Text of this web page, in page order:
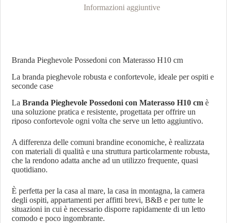
Informazioni aggiuntive
Branda Pieghevole Possedoni con Materasso H10 cm
La branda pieghevole robusta e confortevole, ideale per ospiti e
seconde case
LaBranda Pieghevole Possedoni con Materasso H10 cm è
una soluzione pratica e resistente, progettata per offrire un
riposo confortevole ogni volta che serve un letto aggiuntivo.
A differenza delle comuni brandine economiche, è realizzata
con materiali di qualità e una struttura particolarmente robusta,
che la rendono adatta anche ad un utilizzo frequente, quasi
quotidiano.
È perfetta per la casa al mare, la casa in montagna, la camera
degli ospiti, appartamenti per affitti brevi, B&B e per tutte le
situazioni in cui è necessario disporre rapidamente di un letto
comodo e poco ingombrante.